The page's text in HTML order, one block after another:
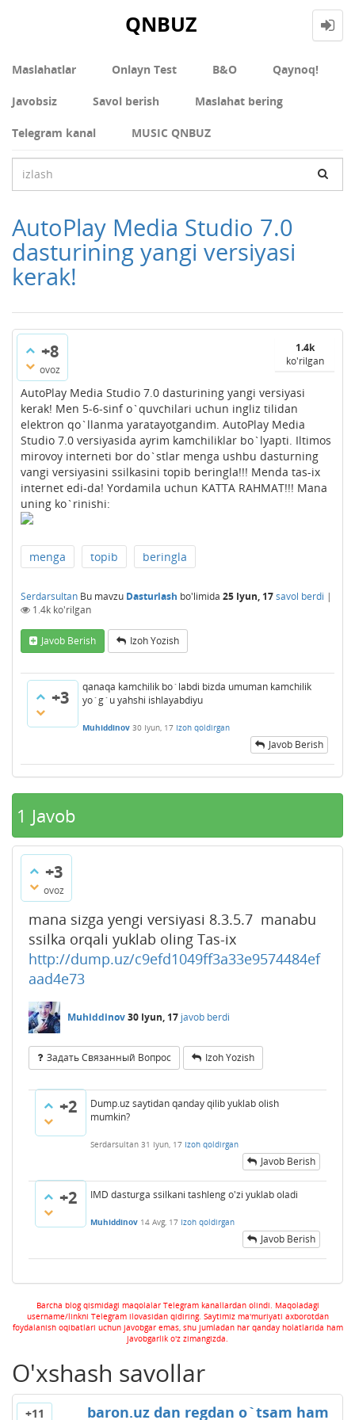
QNBUZ
Maslahatlar Onlayn Test В&О Qaynoq!
Javobsiz Savol berish Maslahat bering
Telegram kanal MUSIC QNBUZ
AutoPlay Media Studio 7.0
dasturining yangi versiyasi
kerak!
+8
ovoz
1.4k
ko'rilgan
AutoPlay Media Studio 7.0 dasturining yangi versiyasi
kerak! Men 5-6-sinf o`quvchilari uchun ingliz tilidan
elektron qo`llanma yaratayotgandim. AutoPlay Media
Studio 7.0 versiyasida ayrim kamchiliklar bo`lyapti. Iltimos
mirovoy interneti bor do`stlar menga ushbu dasturning
vangi versiyasini ssilkasini topib beringla!!! Menda tas-ix
internet edi-da! Yordamila uchun KATTA RAHMAT!!! Mana
uning ko`rinishi:
menga topib beringla
Serdarsultan Bu mavzu Dasturlash bo'limida 25 Iyun, 17savol berdi |
1.4k ko'rilgan
Javob Berish Izoh Yozish
+3
qanaqa kamchilik bo`labdi bizda umuman kamchilik
yo`g`u yahshi ishlayabdiyu
Muhiddinov 30 Iyun, 17 Izoh qoldirgan
Javob Berish
1 Javob
+3
ovoz
mana sizga yengi versiyasi 8.3.5.7 manabu
ssilka orqali yuklab oling Tas-ix
http://dump.uz/c9efd1049ff3a33e9574484ef
aad4e73
Muhiddinov30 Iyun, 17 javob berdi
Задать Связанный Вопрос Izoh Yozish
+2
Dump.uz saytidan qanday qilib yuklab olish
mumkin?
Serdarsultan 31 Iyun, 17 Izoh qoldirgan
Javob Berish
+2 IMD dasturga ssilkani tashleng o'zi yuklab oladi
Muhiddinov 14 Avg, 17 Izoh qoldirgan
Javob Berish
Barcha blog qismidagi maqolalar Telegram kanallardan olindi. Maqoladagi
username/linkni Telegram ilovasidan qidiring. Saytimiz ma'muriyati axborotdan
foydalanish oqibatlari uchun javobgar emas, shu jumladan har qanday holatlarida ham
javobgarlik o'z zimangizda.
O'xshash savollar
+11 baron.uz dan regdan o`tsam ham